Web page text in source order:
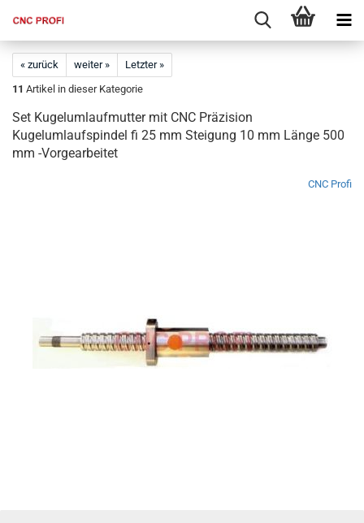
« zurück weiter »
Letzter »
11 Artikel in dieser Kategorie
Set Kugelumlaufmutter mit CNC Präzision
Kugelumlaufspindel fi 25 mm Steigung 10 mm Länge 500
mm -Vorgearbeitet
CNC Profi